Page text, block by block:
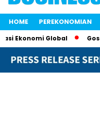
HOME PEREKONOMIAN
Ekonomi Global Gossip